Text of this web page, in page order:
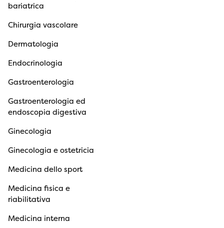
bariatrica
Chirurgia vascolare
Dermatologia
Endocrinologia
Gastroenterologia
Gastroenterologia ed
endoscopia digestiva
Ginecologia
Ginecologia e ostetricia
Medicina dello sport
Medicina fisica e
riabilitativa
Medicina interna